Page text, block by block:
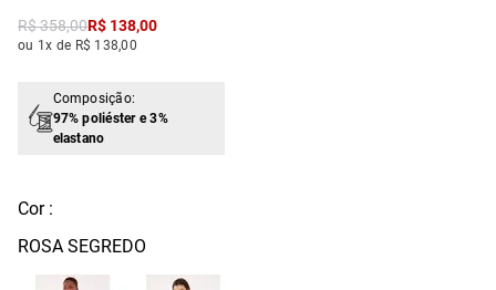
R$358,00R$ 138,00
ou 1x de R$ 138,00
Composição:
97% poliéster e 3%
elastano
Cor :
ROSA SEGREDO
º macacão
jeans
º vestido curto